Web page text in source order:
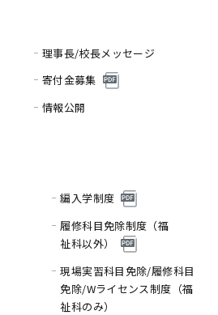
理事長/校長メッセージ
寄付金募集
情報公開
編入学制度
履修科目免除制度（福
祉科以外）
現場実習科目免除/履修科目
免除/Wライセンス制度（福
祉科のみ）